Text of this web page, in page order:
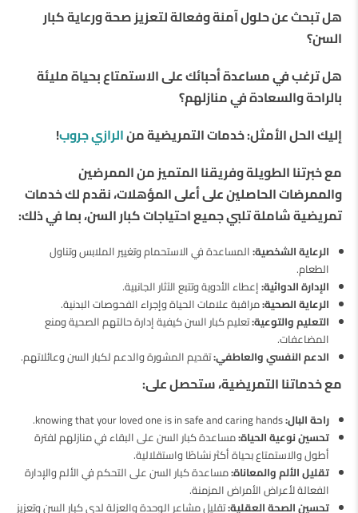
هل تبحث عن حلول آمنة وفعالة لتعزيز صحة ورعاية كبار
السن؟
هل ترغب في مساعدة أحبائك على الاستمتاع بحياة مليئة
بالراحة والسعادة في منازلهم؟
إليك الحل الأمثل: خدمات التمريضية منالرازي جروب!
مع خبرتنا الطويلة وفريقنا المتميز من الممرضين
والممرضات الحاصلين على أعلى المؤهلات، نقدم لك خدمات
تمريضية شاملة تلبي جميع احتياجات كبار السن، بما في ذلك:
الرعاية الشخصية:المساعدة في الاستحمام وتغيير الملابس وتناول
الطعام.
الإدارة الدوائية:إعطاء الأدوية وتتبع الآثار الجانبية.
الرعاية الصحية:مراقبة علامات الحياة وإجراء الفحوصات البدنية.
التعليم والتوعية:تعليم كبار السن كيفية إدارة حالتهم الصحية ومنع
المضاعفات.
الدعم النفسي والعاطفي:تقديم المشورة والدعم لكبار السن وعائلاتهم.
مع خدماتنا التمريضية، ستحصل على:
راحة البال:knowing that your loved one is in safe and caring hands.
تحسين نوعية الحياة:مساعدة كبار السن على البقاء في منازلهم لفترة
أطول والاستمتاع بحياة أكثر نشاطًا واستقلالية.
تقليل الألم والمعاناة:مساعدة كبار السن على التحكم في الألم والإدارة
الفعالة لأعراض الأمراض المزمنة.
تحسين الصحة العقلية:تقليل مشاعر الوحدة والعزلة لدى كبار السن وتعزيز